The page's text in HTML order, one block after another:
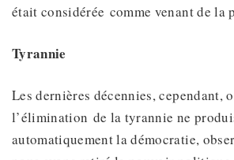
était considérée comme venant de la
Tyrannie
Les dernières décennies, cependant,
l’élimination de la tyrannie ne
automatiquement la démocratie,